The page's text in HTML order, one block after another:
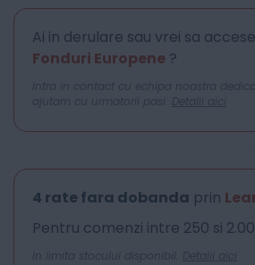
Ai in derulare sau vrei sa
Fonduri Europene ?
Intra in contact cu echipa noastra
ajutam cu urmatorii pasi. Detalii aici
4 rate fara dobanda prin
Pentru comenzi intre 250 si
In limita stocului disponibil. Detalii aici